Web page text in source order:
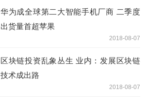
华为成全球第二大智能手机厂商 二季度
出货量首超苹果
2018-08-07
区块链投资乱象丛生 业内：发展区块链
技术成出路
2018-08-07